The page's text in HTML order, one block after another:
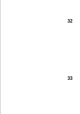
32
33